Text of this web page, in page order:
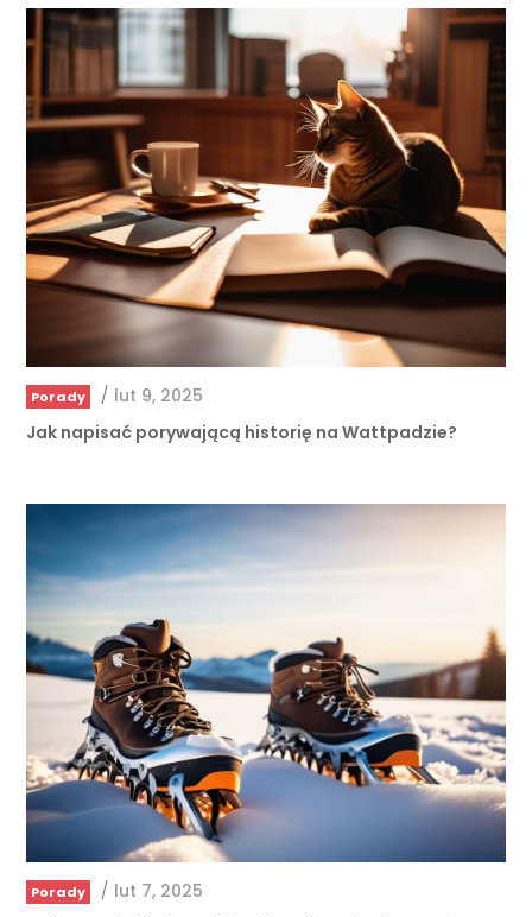
Porady / lut 9, 2025
Jak napisać porywającą historię na Wattpadzie?
Porady / lut 7, 2025
Jak samodzielnie zrobić raki na buty do zimowych …